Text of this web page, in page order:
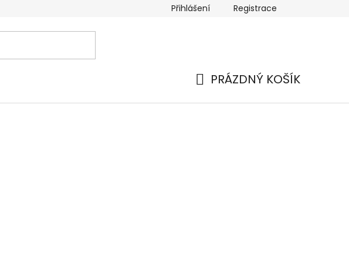
Náhradní plnění Moje objednávka
Přihlášení Registrace
PRÁZDNÝ KOŠÍK